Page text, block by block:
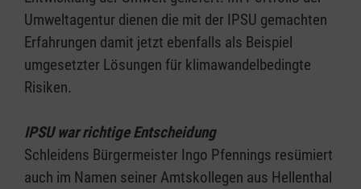
Umweltagentur dienen die mit der IPSU gemachten
Erfahrungen damit jetzt ebenfalls als Beispiel
umgesetzter Lösungen für klimawandelbedingte
Risiken.
IPSU war richtige Entscheidung
Schleidens Bürgermeister Ingo Pfennings resümiert
auch im Namen seiner Amtskollegen aus Hellenthal